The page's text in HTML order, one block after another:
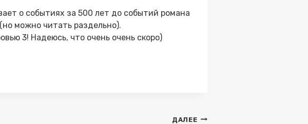
о событиях за 500 лет до событий романа
можно читать раздельно).
3! Надеюсь, что очень очень скоро)
ДАЛЕЕ